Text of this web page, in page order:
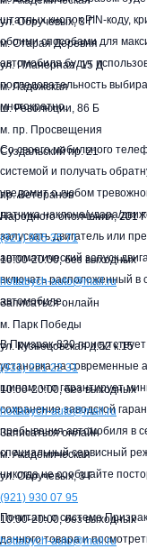
штатных кнопок PIN-коду,
обоими способами для
автомобиля будут
последовательность
многократно.
Со своего мобильного
системой и получать
уведомит о любом
датчика наклона/удара/
запускать двигатель или
автоматический запуск
включать расположенный в
автомобиле.
В Призрак-830
установка на современные
шинам, что гарантирует
сохранение заводской
пребывания автомобиля в
специальный сервисный
никогда не сообщайте
Почитать о системе
данного товара и
ул. Обручевых, 3 Г
м. Старая Деревня
ул. Планерная, 15 Д
м. Ладожская
ш. Революции, 86 Б
м. пр. Просвещения
Суздальский пр. 21
пр. Ветеранов
Народного ополчения, 201 Г
(921)905 35 71
10:00-20:00,без выходных
hottabych-auto@mail.ru
Записаться онлайн
м. Парк Победы
ул. Кузнецовская д.52 к.15
(931)221 22 31
10:00-20:00,без выходных
hottabych-auto@mail.ru
Записаться онлайн
м. Академическая
ул. Обручевых, 3 Г
(921) 930 07 95
10:00-20:00,без выходных
hottabych-auto@mail.ru